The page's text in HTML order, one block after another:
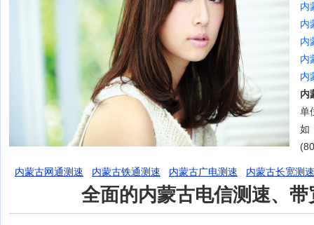
内
内
内
内
内
内
单
如
内蒙古网通测速 内蒙古铁通测速 内蒙古广电测速 内蒙古长宽测速
全面的内蒙古电信测速、